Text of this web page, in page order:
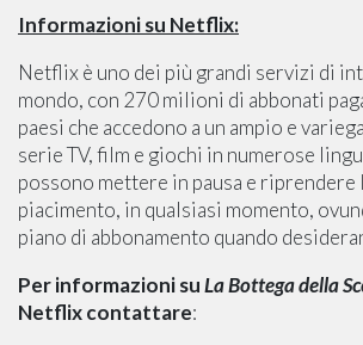
Informazioni su Netflix:
Netflix è uno dei più grandi servizi di
mondo, con 270 milioni di abbonati
paesi che accedono a un ampio e
serie TV, film e giochi in numerose
possono mettere in pausa e riprendere
piacimento, in qualsiasi momento,
piano di abbonamento quando
Per informazioni suLa Bottega della
Netflix contattare: